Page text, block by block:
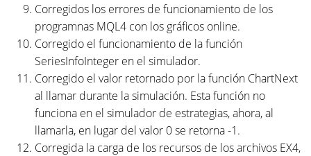
Corregidos los errores de funcionamiento de los
programnas MQL4 con los gráficos online.
Corregido el funcionamiento de la función
SeriesInfoInteger en el simulador.
Corregido el valor retornado por la función ChartNext
al llamar durante la simulación. Esta función no
funciona en el simulador de estrategias, ahora, al
llamarla, en lugar del valor 0 se retorna -1.
Corregida la carga de los recursos de los archivos EX4,